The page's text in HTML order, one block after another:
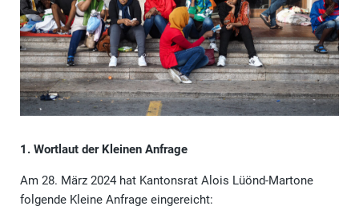
1. Wortlaut der Kleinen Anfrage
Am 28. März 2024 hat Kantonsrat Alois Lüönd-Martone
folgende Kleine Anfrage eingereicht: